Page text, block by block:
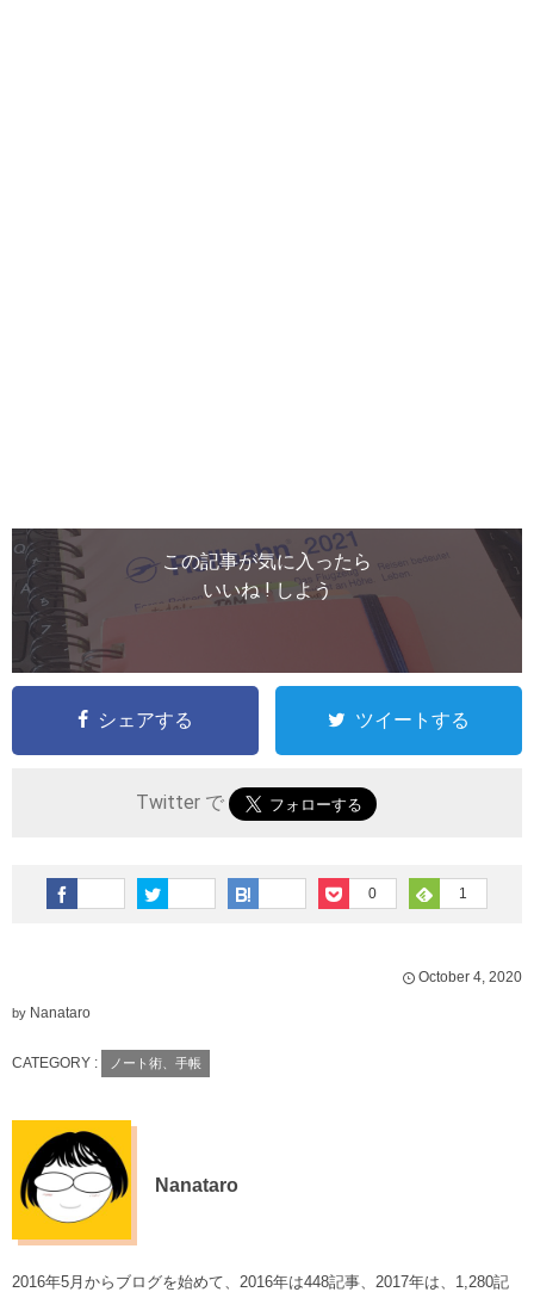
この記事が気に入ったら
いいね ! しよう
シェアする ツイートする
Twitter で
0 1
October 4 2020
by Nanataro
CATEGORY : ノート術、手帳
Nanataro
2016年5月からブログを始めて、2016年は448記事、2017年は、1,280記